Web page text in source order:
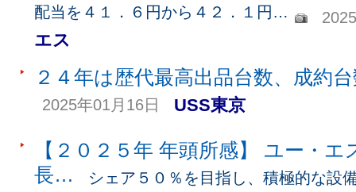
配当を４１．６円から４２．１円…
エス
２４年は歴代最高出品台数、成約
2025年01月16日 USS東京
【２０２５年 年頭所感】 ユー・
長… シェア５０％を目指し、積極的な設